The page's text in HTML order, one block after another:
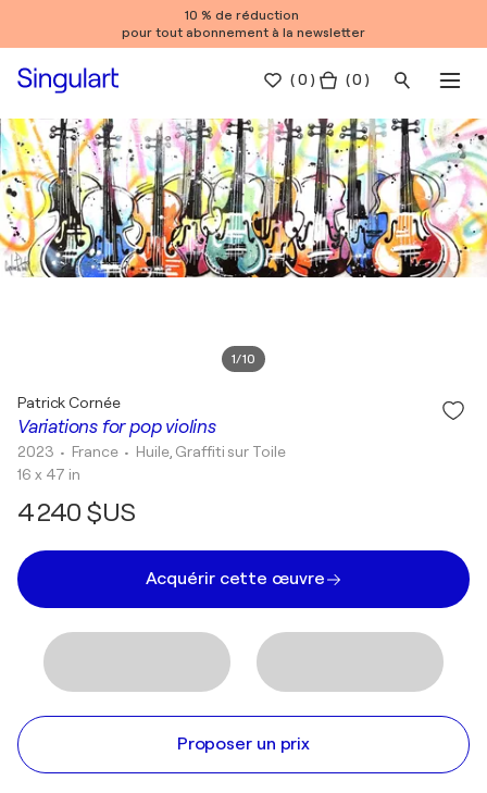
10 % de réduction
pour tout abonnement à la newsletter
(0 ) ( 0 )
1/10
Variations for pop violins
Patrick Cornée
2023 • France • Huile, Graffiti sur Toile
16 x 47 in
4 240 $US
Acquérir cette œuvre
Proposer un prix